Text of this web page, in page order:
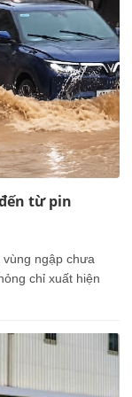
từ pin
ngập chưa
chỉ xuất hiện